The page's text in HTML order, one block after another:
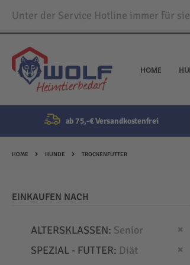
Unter der Service Hotline immer für
Direkt
zum
Inhalt
HOME
ab 75,-€ Versandkostenfrei
HOME HUNDE TROCKENFUTTER
EINKAUFEN NACH
ALTERSKLASSEN Senior
SPEZIAL - FUTTER Diät